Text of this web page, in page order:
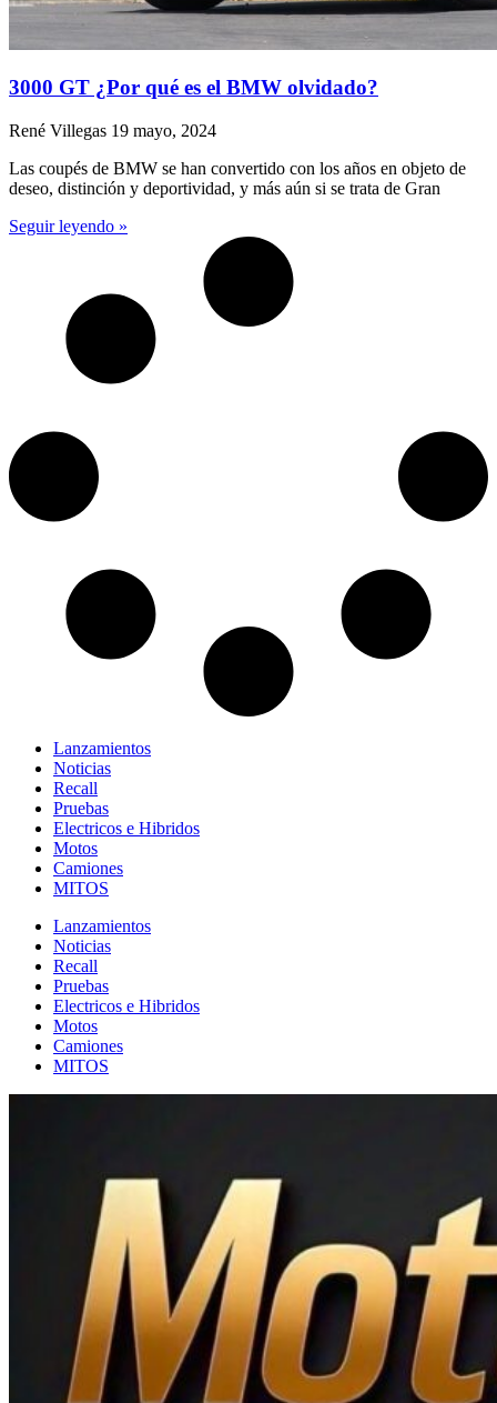
3000 GT ¿Por qué es el BMW olvidado?
René Villegas 19 mayo, 2024
Las coupés de BMW se han convertido con los años en objeto de
deseo, distinción y deportividad, y más aún si se trata de Gran
Seguir leyendo »
Lanzamientos
Noticias
Recall
Pruebas
Electricos e Hibridos
Motos
Camiones
MITOS
Lanzamientos
Noticias
Recall
Pruebas
Electricos e Hibridos
Motos
Camiones
MITOS